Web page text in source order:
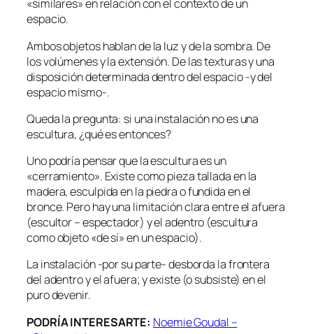
«similares» en relación con el contexto de un
espacio.
Ambos objetos hablan de la luz y de la sombra. De
los volúmenes y la extensión. De las texturas y una
disposición determinada dentro del espacio -y del
espacio mismo-.
Queda la pregunta: si una instalación no es una
escultura, ¿qué es entonces?
Uno podría pensar que la escultura es un
«cerramiento». Existe como pieza tallada en la
madera, esculpida en la piedra o fundida en el
bronce. Pero hay una limitación clara entre el afuera
(escultor – espectador) y el adentro (escultura
como objeto «de sí» en un espacio).
La instalación -por su parte- desborda la frontera
del adentro y el afuera; y existe (o subsiste) en el
puro devenir.
PODRÍA INTERESARTE: Noemie Goudal –